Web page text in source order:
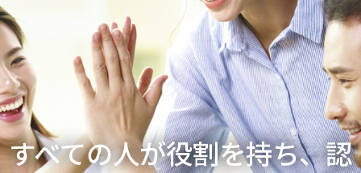
すべての人が役割を持ち、認